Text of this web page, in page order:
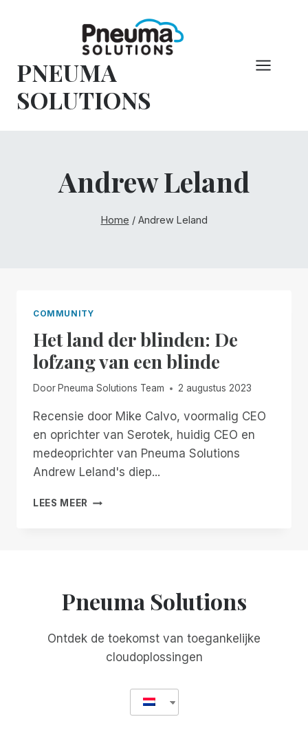
PNEUMA
SOLUTIONS
Andrew Leland
Home / Andrew Leland
COMMUNITY
Het land der blinden: De
lofzang van een blinde
Door Pneuma Solutions Team 2 augustus 2023
Recensie door Mike Calvo, voormalig CEO
en oprichter van Serotek, huidig CEO en
medeoprichter van Pneuma Solutions
Andrew Leland's diep...
LEES MEER HET
EEN
Pneuma Solutions
Ontdek de toekomst van toegankelijke
cloudoplossingen